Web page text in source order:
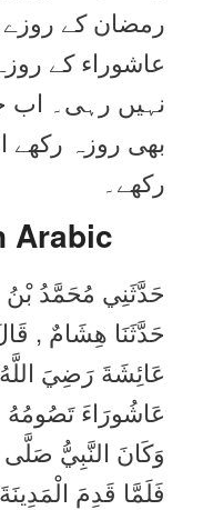
رمضان کے
عاشوراء کے
نہیں رہی۔
بھی روزہ
رکھے۔
Arabic
حَدَّثَنِي مُحَمَّدُ بْنُ
حَدَّثَنَا هِشَامٌ ,
عَائِشَةَ رَضِيَ
عَاشُورَاءَ
وَكَانَ النَّبِيُّ
فَلَمَّا قَدِمَ